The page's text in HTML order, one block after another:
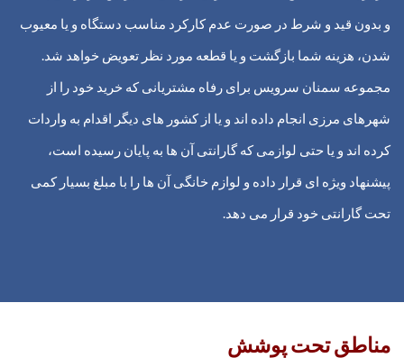
و بدون قید و شرط در صورت عدم کارکرد مناسب دستگاه و یا معیوب
شدن، هزینه شما بازگشت و یا قطعه مورد نظر تعویض خواهد شد.
مجموعه سمنان سرویس برای رفاه مشتریانی که خرید خود را از
شهرهای مرزی انجام داده اند و یا از کشور های دیگر اقدام به واردات
کرده اند و یا حتی لوازمی که گارانتی آن ها به پایان رسیده است،
پیشنهاد ویژه ای قرار داده و لوازم خانگی آن ها را با مبلغ بسیار کمی
تحت گارانتی خود قرار می دهد.
مناطق تحت پوشش